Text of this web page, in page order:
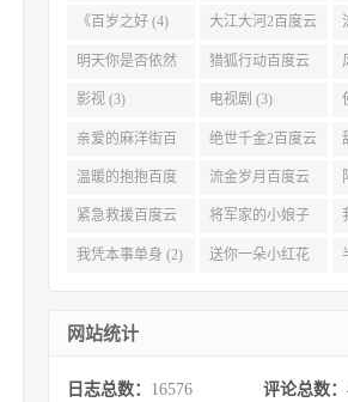
(4) 源 (4)
《百岁之好 (4) 大江大河2百度云
(4)
明天你是否依然
爱我百度云 (4)
猎狐行动百度云
(4)
影视 (3) 电视剧 (3)
亲爱的麻洋街百
度云资源 (3)
绝世千金2百度云
(3)
温暖的抱抱百度
云 (3)
流金岁月百度云
完整网盘 (3)
紧急救援百度云
资源 (2)
将军家的小娘子
百度云 (2)
我凭本事单身 (2) 送你一朵小红花
网站统计
日志总数： 16576 评论总数：